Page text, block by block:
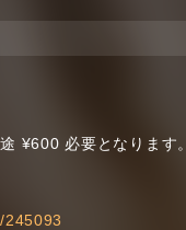
¥600 必要となります。